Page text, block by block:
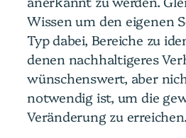
Wissen um den eigenen
Typ dabei, Bereiche zu
denen nachhaltigeres
wünschenswert, aber
notwendig ist, um die
Veränderung zu erreichen.